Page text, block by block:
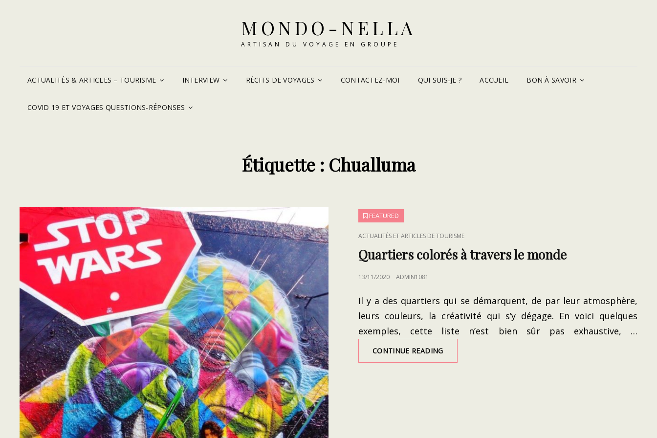
MONDO-NELLA
ARTISAN DU VOYAGE EN GROUPE
ACTUALITÉS & ARTICLES – TOURISME INTERVIEW RÉCITS DE VOYAGES CONTACTEZ-MOI QUI SUIS-JE ? ACCUEIL BON À SAVOIR
COVID 19 ET VOYAGES QUESTIONS-RÉPONSES
Étiquette : Chualluma
FEATURED
CAT
LINKS
ACTUALITÉS ET ARTICLES DE TOURISME
Quartiers colorés à travers le monde
POSTED
13/11/2020 ADMIN1081
Il y a des quartiers qui se démarquent, de par leur atmosphère,
leurs couleurs, la créativité qui s’y dégage. En voici quelques
exemples, cette liste n’est bien sûr pas exhaustive, …
CONTINUE READINGQUARTIERS
COLORÉS